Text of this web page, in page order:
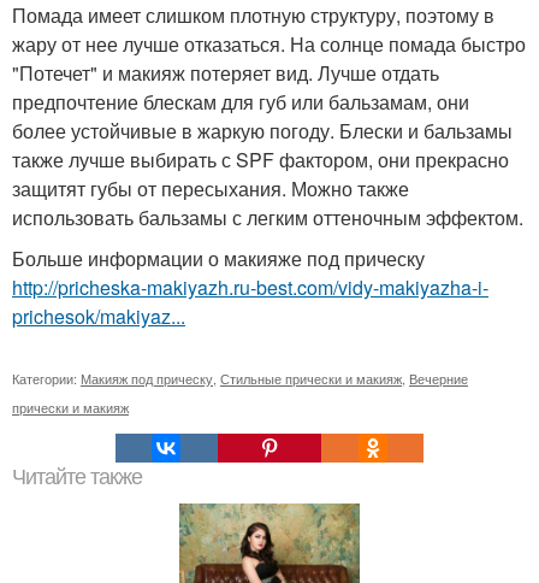
Помада имеет слишком плотную структуру, поэтому в
жару от нее лучше отказаться. На солнце помада быстро
"Потечет" и макияж потеряет вид. Лучше отдать
предпочтение блескам для губ или бальзамам, они
более устойчивые в жаркую погоду. Блески и бальзамы
также лучше выбирать с SPF фактором, они прекрасно
защитят губы от пересыхания. Можно также
использовать бальзамы с легким оттеночным эффектом.
Больше информации о макияже под прическу
http://pricheska-makiyazh.ru-best.com/vidy-makiyazha-i-
prichesok/makiyaz...
Категории: Макияж под прическу Стильные прически и макияж Вечерние
прически и макияж
Читайте также